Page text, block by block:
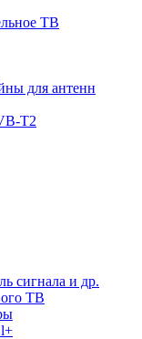
ТВ
для антенн
Т2
сигнала и др.
ТВ